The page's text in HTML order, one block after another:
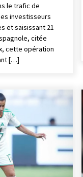
le trafic de
investisseurs
et saisissant 21
citée
cette opération
[…]